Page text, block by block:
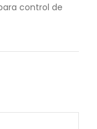
control de